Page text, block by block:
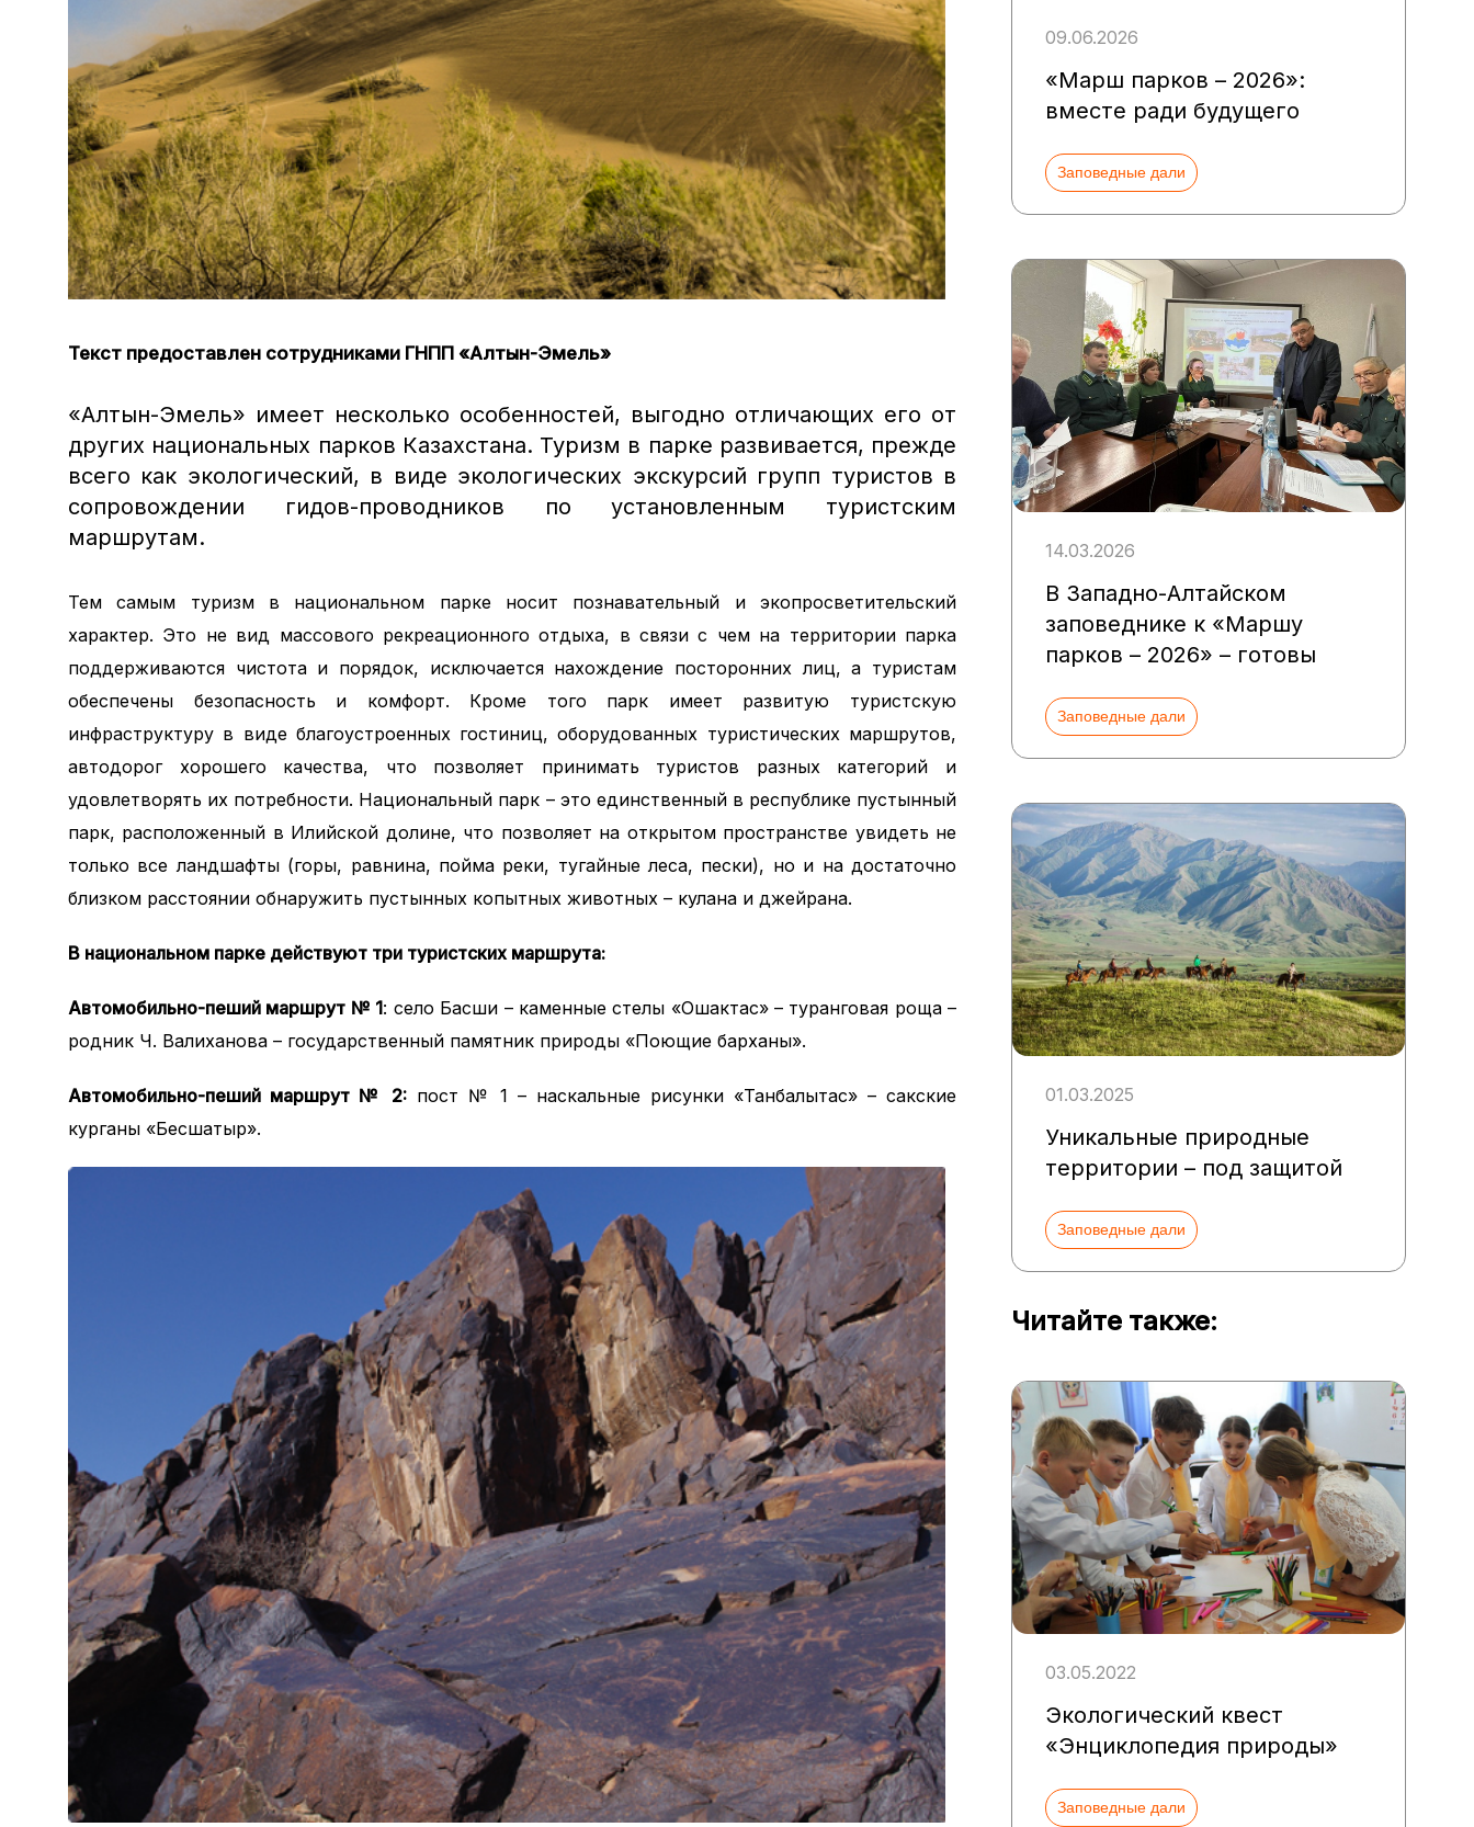
Текст предоставлен сотрудниками ГНПП «Алтын-Эмель»
«Алтын-Эмель» имеет несколько особенностей, выгодно отличающих его от
других национальных парков Казахстана. Туризм в парке развивается, прежде
всего как экологический, в виде экологических экскурсий групп туристов в
сопровождении гидов-проводников по установленным туристским
маршрутам.
Тем самым туризм в национальном парке носит познавательный и экопросветительский
характер. Это не вид массового рекреационного отдыха, в связи с чем на территории парка
поддерживаются чистота и порядок, исключается нахождение посторонних лиц, а туристам
обеспечены безопасность и комфорт. Кроме того парк имеет развитую туристскую
инфраструктуру в виде благоустроенных гостиниц, оборудованных туристических маршрутов,
автодорог хорошего качества, что позволяет принимать туристов разных категорий и
удовлетворять их потребности. Национальный парк – это единственный в республике пустынный
парк, расположенный в Илийской долине, что позволяет на открытом пространстве увидеть не
только все ландшафты (горы, равнина, пойма реки, тугайные леса, пески), но и на достаточно
близком расстоянии обнаружить пустынных копытных животных – кулана и джейрана.
В национальном парке действуют три туристских маршрута:
Автомобильно-пеший маршрут № 1: село Басши – каменные стелы «Ошактас» – туранговая роща –
родник Ч. Валиханова – государственный памятник природы «Поющие барханы».
Автомобильно-пеший маршрут № 2:пост № 1 – наскальные рисунки «Танбалытас» – сакские
курганы «Бесшатыр».
09.06.2026
«Марш парков – 2026»:
вместе ради будущего
Заповедные дали
14.03.2026
В Западно-Алтайском
заповеднике к «Маршу
парков – 2026» – готовы
Заповедные дали
01.03.2025
Уникальные природные
территории – под защитой
Заповедные дали
Читайте также:
03.05.2022
Экологический квест
«Энциклопедия природы»
Заповедные дали